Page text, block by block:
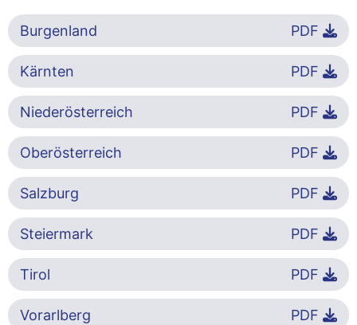
Burgenland PDF
Kärnten PDF
Niederösterreich PDF
Oberösterreich PDF
Salzburg PDF
Steiermark PDF
Tirol PDF
Vorarlberg PDF